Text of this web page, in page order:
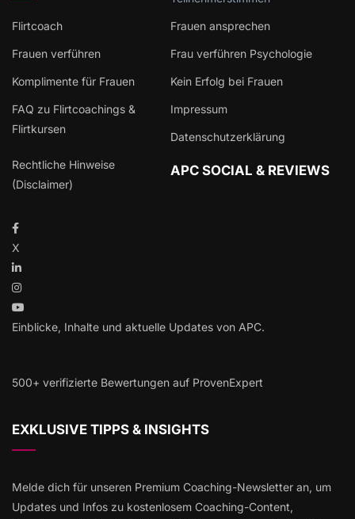
Flirtcoach Frauen ansprechen
Frauen verführen Frau verführen Psychologie
Komplimente für Frauen Kein Erfolg bei Frauen
FAQ zu Flirtcoachings &
Flirtkursen
Impressum
Datenschutzerklärung
Rechtliche Hinweise
(Disclaimer)
APC SOCIAL & REVIEWS
X
Einblicke, Inhalte und aktuelle Updates von APC.
500+ verifizierte Bewertungen auf ProvenExpert
EXKLUSIVE TIPPS & INSIGHTS
Melde dich für unseren Premium Coaching-Newsletter an, um
Updates und Infos zu kostenlosem Coaching-Content,